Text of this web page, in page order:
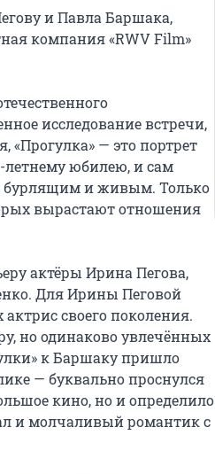
и Павла Баршака,
компания «RWV Film»
исследование встречи,
«Прогулка» — это портрет
летнему юбилею, и сам
бурлящим и живым. Только
вырастают отношения
актёры Ирина Пегова,
Для Ирины Пеговой
своего поколения.
но одинаково увлечённых
к Баршаку пришло
— буквально проснулся
кино, но и определило
и молчаливый романтик с